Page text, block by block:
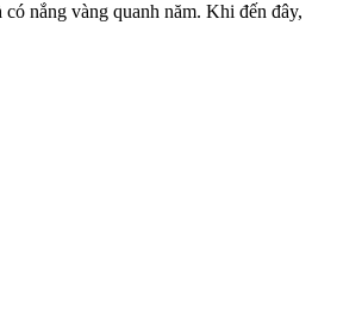
nắng vàng quanh năm. Khi đến đây,